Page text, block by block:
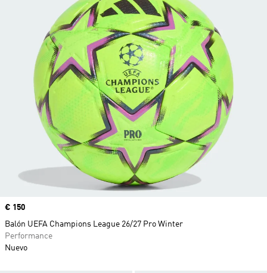
Precio
€ 150
Balón UEFA Champions League 26/27 Pro Winter
Performance
Nuevo